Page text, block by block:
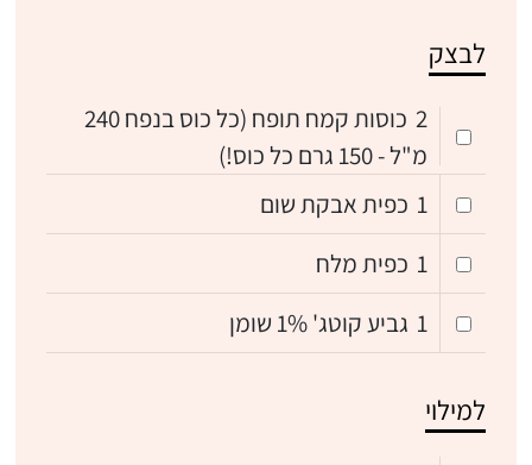
לבצק
2
כוסות קמח תופח (כל כוס בנפח 240
מ"ל - 150 גרם כל כוס!)
1 כפית אבקת שום
1 כפית מלח
1 גביע קוטג' 1% שומן
למילוי